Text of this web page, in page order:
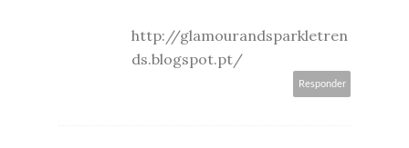
http://glamourandsparkletren
ds.blogspot.pt/
Responder